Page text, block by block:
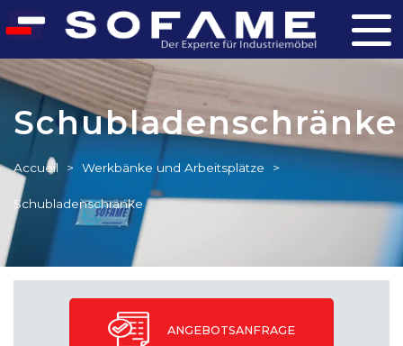
Schubladenschränke
Accueil > Werkbänke und Arbeitsplätze >
Schubladenschränke
ANGEBOTSANFRAGE